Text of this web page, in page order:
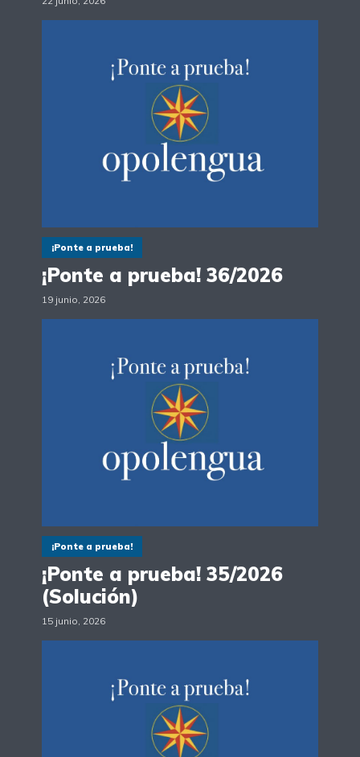
¡Ponte a prueba!
¡Ponte a prueba! 36/2026
19 junio, 2026
¡Ponte a prueba!
¡Ponte a prueba! 35/2026
(Solución)
15 junio, 2026